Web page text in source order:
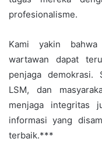
profesionalisme.
Kami yakin bahwa
wartawan dapat
penjaga demokrasi.
LSM, dan
menjaga integritas
informasi yang
terbaik.***